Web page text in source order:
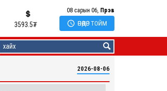
3593.5₮
08 сарын 06, Пүрэв
 ӨНӨӨДӨР ТОЙМ
2026-08-06